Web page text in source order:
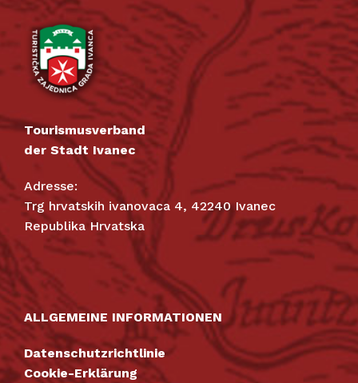
Tourismusverband
der Stadt Ivanec
Adresse:
Trg hrvatskih ivanovaca 4, 42240 Ivanec
Republika Hrvatska
ALLGEMEINE INFORMATIONEN
Datenschutzrichtlinie
Cookie-Erklärung